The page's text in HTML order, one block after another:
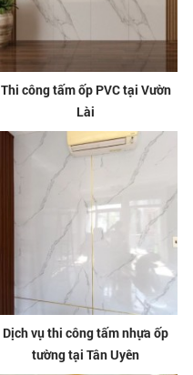
Thi công tấm ốp PVC tại Vườn
Lài
Dịch vụ thi công tấm nhựa ốp
tường tại Tân Uyên